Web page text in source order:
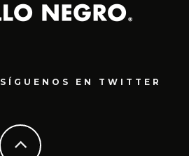
SÍGUENOS EN TWITTER